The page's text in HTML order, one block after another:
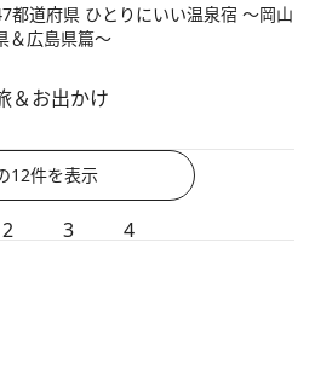
都道府県 ひとりにいい温泉宿 ～岡山
＆広島県篇～
＆お出かけ
12件を表示
2 3 4